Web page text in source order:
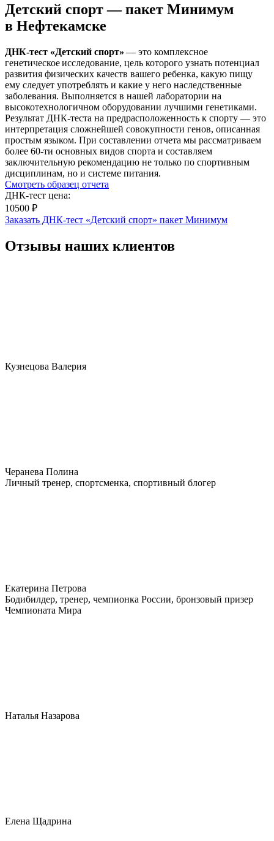
Детский спорт — пакет Минимум
в Нефтекамске
ДНК-тест «Детский спорт» — это комплексное
генетическое исследование, цель которого узнать потенциал
развития физических качеств вашего ребенка, какую пищу
ему следует употреблять и какие у него наследственные
заболевания. Выполняется в нашей лаборатории на
высокотехнологичном оборудовании лучшими генетиками.
Результат ДНК-теста на предрасположенность к спорту — это
интерпретация сложнейшей совокупности генов, описанная
простым языком. При составлении отчета мы рассматриваем
более 60-ти основных видов спорта и составляем
заключительную рекомендацию не только по спортивным
дисциплинам, но и системе питания.
Смотреть образец отчета
ДНК-тест цена:
10500 ₽
Заказать ДНК-тест «Детский спорт» пакет Минимум
Отзывы наших клиентов
Кузнецова Валерия
Черанева Полина
Личный тренер, спортсменка, спортивный блогер
Екатерина Петрова
Бодибилдер, тренер, чемпионка России, бронзовый призер
Чемпионата Мира
Наталья Назарова
Елена Щадрина